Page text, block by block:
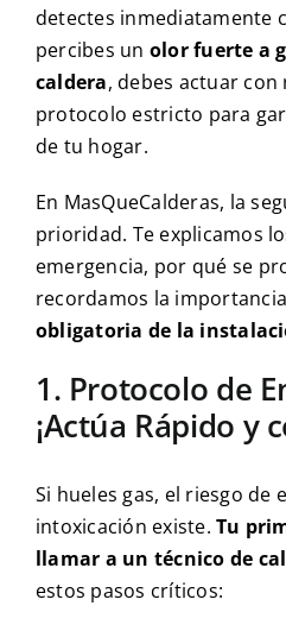
detectes inmediatamente
percibes un olor fuerte a
caldera, debes actuar
protocolo estricto para
de tu hogar.
En MasQueCalderas, la
prioridad. Te explicamos
emergencia, por qué se
recordamos la
obligatoria de la
1. Protocolo de
¡Actúa Rápido y
Si hueles gas, el riesgo de
intoxicación existe.Tu
llamar a un técnico de
estos pasos críticos: